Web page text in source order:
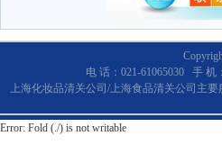
电 话：021-61065030 手
上海化妆品清关公司/上海食品清关公司主
Error: Fold (./) is not writable